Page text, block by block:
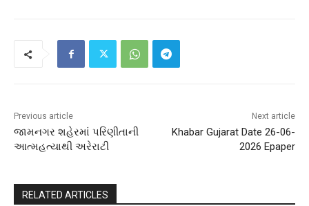
Previous article
જામનગર શહેરમાં પરિણીતાની
આત્મહત્યાથી અરેરાટી
Next article
Khabar Gujarat Date 26-06-
2026 Epaper
RELATED ARTICLES